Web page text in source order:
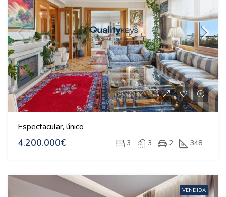
Espectacular, único
4.200.000€ 3 3 2 348
VENDIDA